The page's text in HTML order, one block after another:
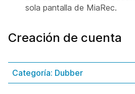
sola pantalla de MiaRec.
Creación de cuenta
Categoría: Dubber